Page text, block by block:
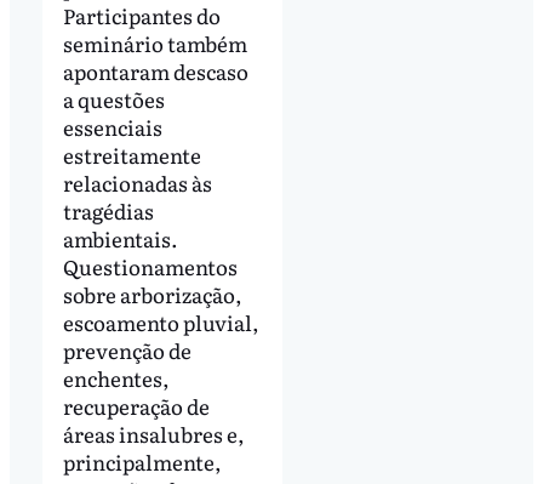
Participantes do
seminário também
apontaram descaso
a questões
essenciais
estreitamente
relacionadas às
tragédias
ambientais.
Questionamentos
sobre arborização,
escoamento pluvial,
prevenção de
enchentes,
recuperação de
áreas insalubres e,
principalmente,